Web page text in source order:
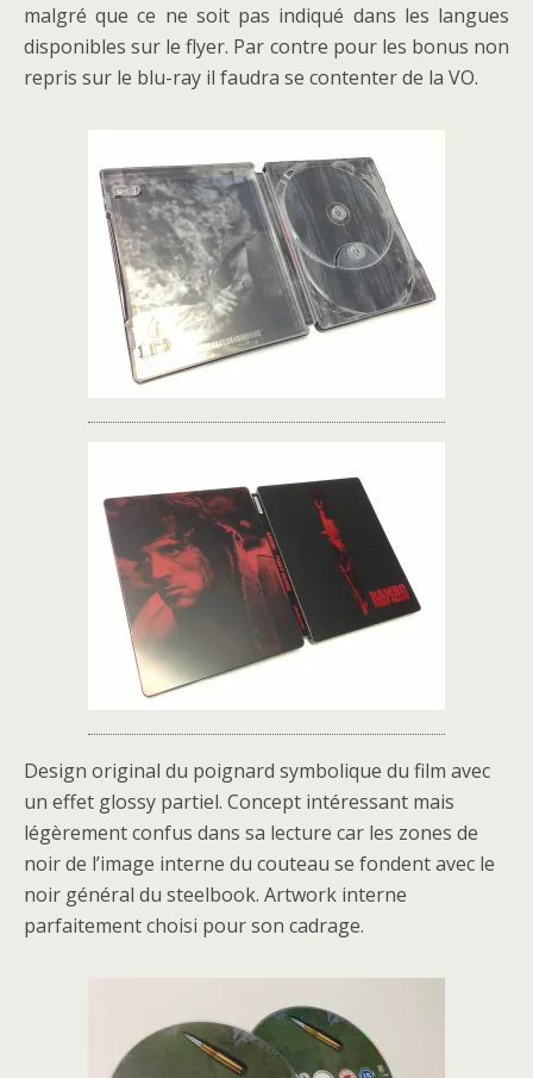
malgré que ce ne soit pas indiqué dans les langues
disponibles sur le flyer. Par contre pour les bonus non
repris sur le blu-ray il faudra se contenter de la VO.
Design original du poignard symbolique du film avec
un effet glossy partiel. Concept intéressant mais
légèrement confus dans sa lecture car les zones de
noir de l’image interne du couteau se fondent avec le
noir général du steelbook. Artwork interne
parfaitement choisi pour son cadrage.